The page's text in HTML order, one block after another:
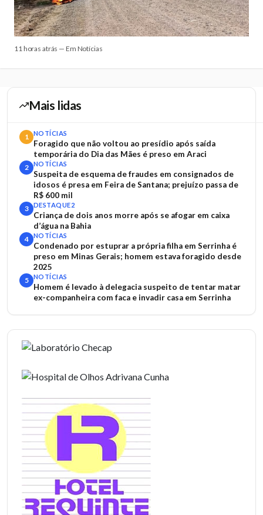
11 horas atrás — Em Notícias
Mais lidas
1 NOTÍCIAS
Foragido que não voltou ao presídio após saída
temporária do Dia das Mães é preso em Araci
2 NOTÍCIAS
Suspeita de esquema de fraudes em consignados de
idosos é presa em Feira de Santana; prejuízo passa de
R$ 600 mil
3 DESTAQUE2
Criança de dois anos morre após se afogar em caixa
d’água na Bahia
4 NOTÍCIAS
Condenado por estuprar a própria filha em Serrinha é
preso em Minas Gerais; homem estava foragido desde
2025
5 NOTÍCIAS
Homem é levado à delegacia suspeito de tentar matar
ex-companheira com faca e invadir casa em Serrinha